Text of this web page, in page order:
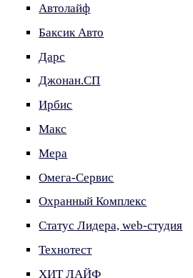
Автолайф
Баксик Авто
Дарс
Джонан.СП
Ирбис
Макс
Мера
Омега-Сервис
Охранный Комплекс
Статус Лидера, web-студия
Технотест
ХИТ ЛАЙФ